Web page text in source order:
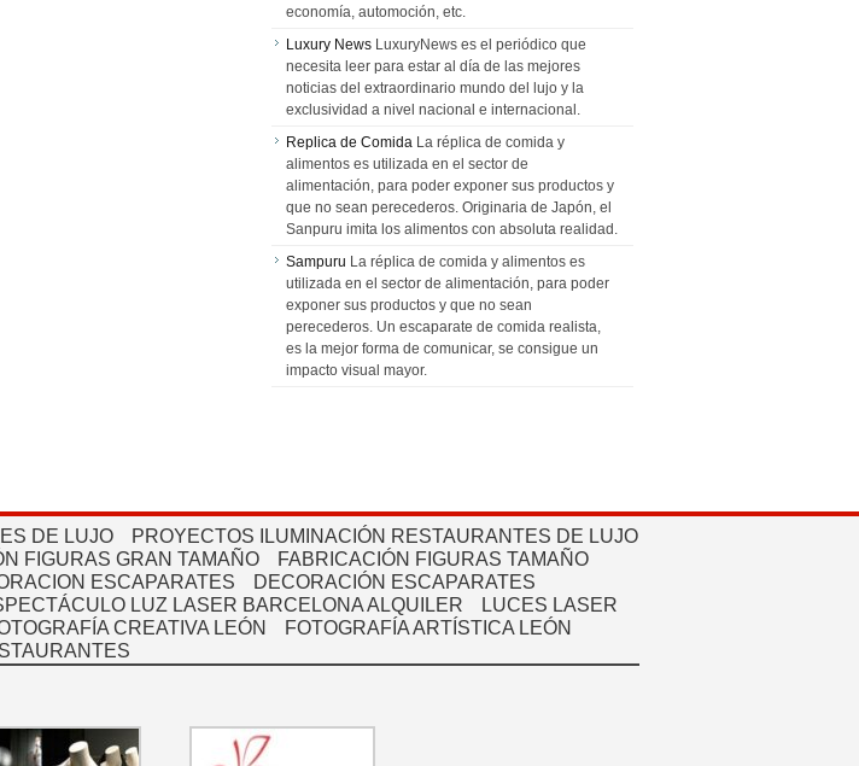
economía, automoción, etc.
Luxury News LuxuryNews es el periódico que
necesita leer para estar al día de las mejores
noticias del extraordinario mundo del lujo y la
exclusividad a nivel nacional e internacional.
Replica de Comida La réplica de comida y
alimentos es utilizada en el sector de
alimentación, para poder exponer sus productos y
que no sean perecederos. Originaria de Japón, el
Sanpuru imita los alimentos con absoluta realidad.
Sampuru La réplica de comida y alimentos es
utilizada en el sector de alimentación, para poder
exponer sus productos y que no sean
perecederos. Un escaparate de comida realista,
es la mejor forma de comunicar, se consigue un
impacto visual mayor.
DE LUJO
PROYECTOS ILUMINACIÓN RESTAURANTES DE LUJO
FIGURAS GRAN TAMAÑO
FABRICACIÓN FIGURAS TAMAÑO
ESCAPARATES
DECORACIÓN ESCAPARATES
LUZ LASER BARCELONA ALQUILER
LUCES LASER
CREATIVA LEÓN
FOTOGRAFÍA ARTÍSTICA LEÓN